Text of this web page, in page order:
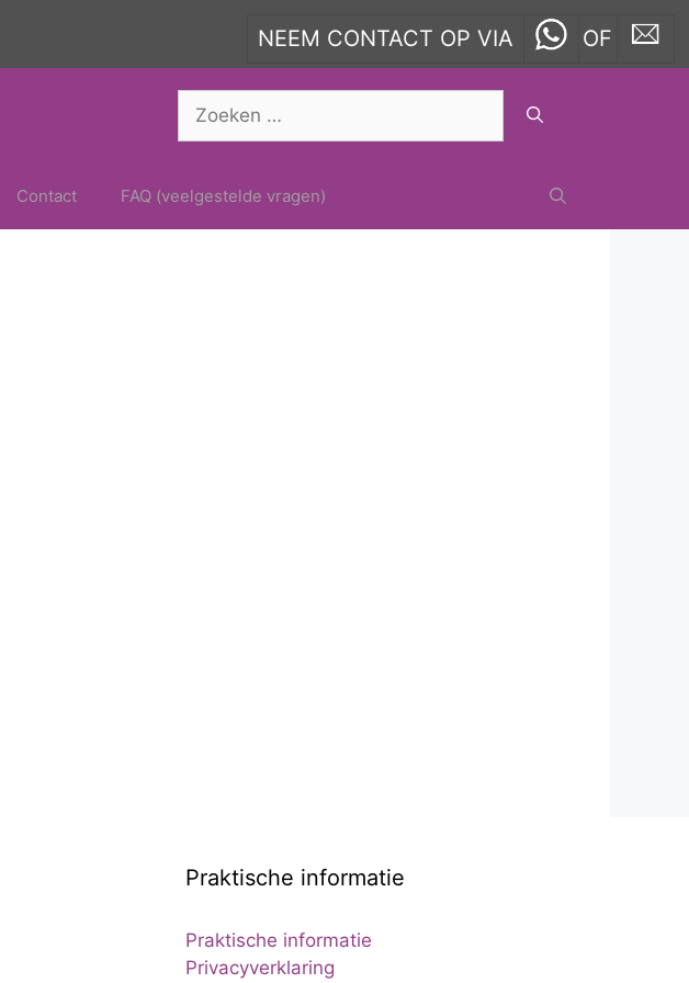
NEEM CONTACT OP VIA OF
naar:
Contact FAQ (veelgestelde vragen)
Praktische informatie
Praktische informatie
Privacyverklaring